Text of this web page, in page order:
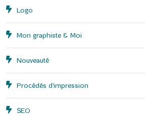
Logo
Mon graphiste & Moi
Nouveauté
Procédés d'impression
SEO